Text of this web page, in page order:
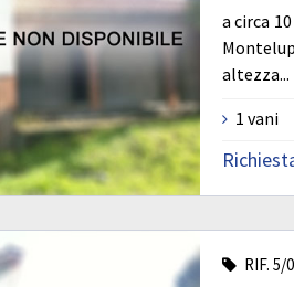
a circa
altezza...
1 vani
RIF. 5/